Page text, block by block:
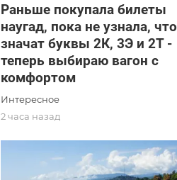
Раньше покупала билеты
наугад, пока не узнала, что
значат буквы 2К, 3Э и 2Т -
теперь выбираю вагон с
комфортом
Интересное
2 часа назад